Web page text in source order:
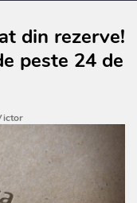
din rezerve!
peste 24 de